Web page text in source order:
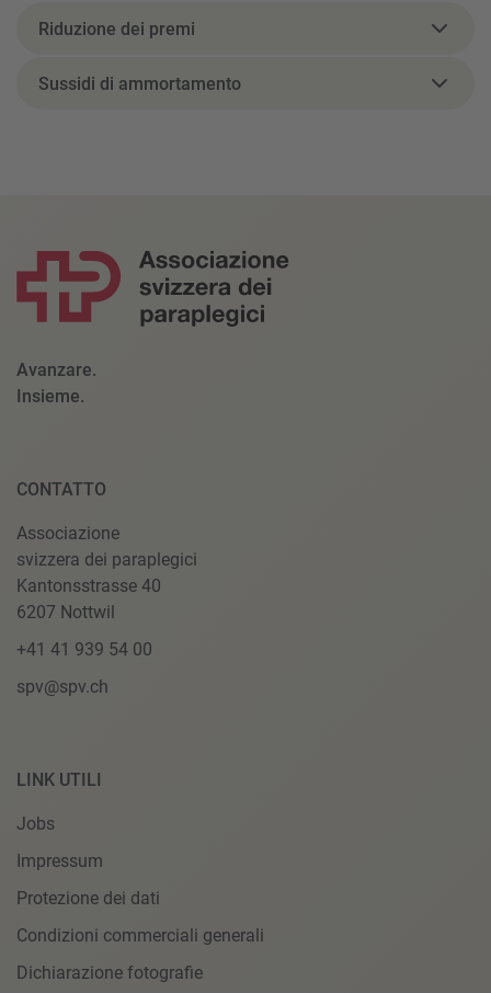
Riduzione dei premi
Sussidi di ammortamento
Avanzare.
Insieme.
CONTATTO
Associazione
svizzera dei paraplegici
Kantonsstrasse 40
6207 Nottwil
+41 41 939 54 00
spv@spv.ch
LINK UTILI
Jobs
Impressum
Protezione dei dati
Condizioni commerciali generali
Dichiarazione fotografie